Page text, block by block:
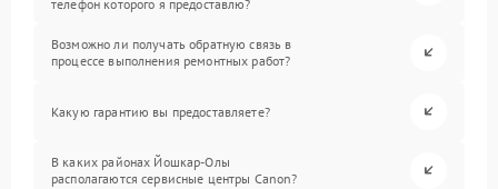
телефон которого я предоставлю?
Возможно ли получать обратную связь в
процессе выполнения ремонтных работ?
Какую гарантию вы предоставляете?
В каких районах Йошкар-Олы
располагаются сервисные центры Canon?